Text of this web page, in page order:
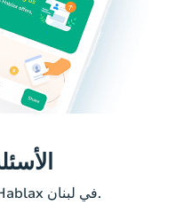
أسئلة متعلقة بخدمات Hablax في لبنان.